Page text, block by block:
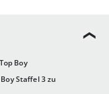
Boy
Staffel 3 zu